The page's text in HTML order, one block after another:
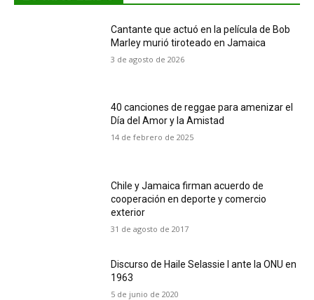
Cantante que actuó en la película de Bob
Marley murió tiroteado en Jamaica
3 de agosto de 2026
40 canciones de reggae para amenizar el
Día del Amor y la Amistad
14 de febrero de 2025
Chile y Jamaica firman acuerdo de
cooperación en deporte y comercio
exterior
31 de agosto de 2017
Discurso de Haile Selassie I ante la ONU en
1963
5 de junio de 2020